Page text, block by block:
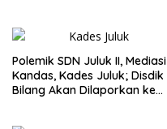
Polemik SDN Juluk II, Mediasi
Kandas, Kades Juluk; Disdik
Bilang Akan Dilaporkan ke